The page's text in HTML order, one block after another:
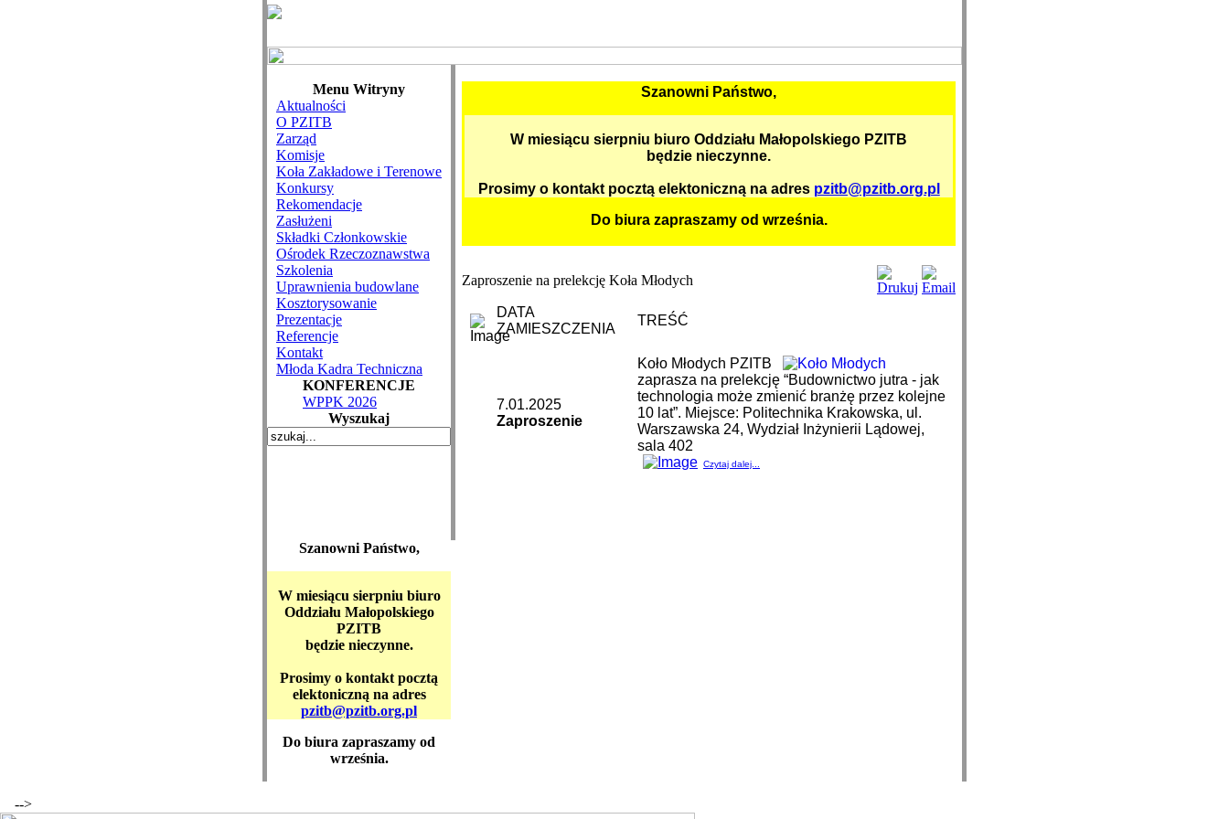
Menu Witryny
Aktualności
O PZITB
Zarząd
Komisje
Koła Zakładowe i Terenowe
Konkursy
Rekomendacje
Zasłużeni
Składki Członkowskie
Ośrodek Rzeczoznawstwa
Szkolenia
Uprawnienia budowlane
Kosztorysowanie
Prezentacje
Referencje
Kontakt
Młoda Kadra Techniczna
KONFERENCJE
WPPK 2026
Wyszukaj
Szanowni Państwo,
W miesiącu sierpniu biuro Oddziału Małopolskiego PZITB
będzie nieczynne.
Prosimy o kontakt pocztą elektoniczną na adres pzitb@pzitb.org.pl
Do biura zapraszamy od września.
Zaproszenie na prelekcję Koła Młodych
DATA
ZAMIESZCZENIA
TREŚĆ
7.01.2025
Zaproszenie
Koło Młodych PZITB
zaprasza na prelekcję “Budownictwo jutra - jak
technologia może zmienić branżę przez kolejne
10 lat”. Miejsce: Politechnika Krakowska, ul.
Warszawska 24, Wydział Inżynierii Lądowej,
sala 402
Czytaj dalej...
Szanowni Państwo,
W miesiącu sierpniu biuro
Oddziału Małopolskiego
PZITB
będzie nieczynne.
Prosimy o kontakt pocztą
elektoniczną na adres
pzitb@pzitb.org.pl
Do biura zapraszamy od
września.
-->